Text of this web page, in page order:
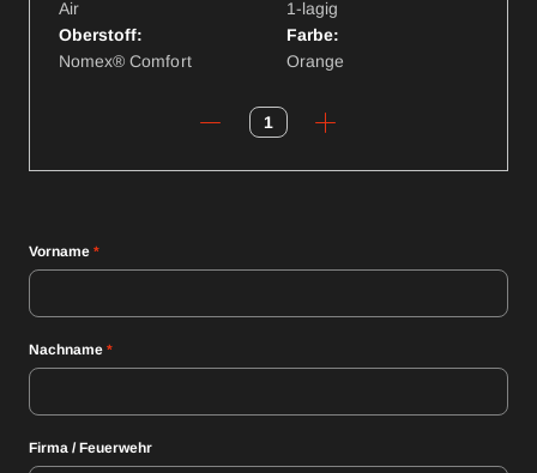
Vorname *
Nachname *
Firma / Feuerwehr
Air
1-lagig
Oberstoff:
Nomex® Comfort
Farbe:
Orange
1